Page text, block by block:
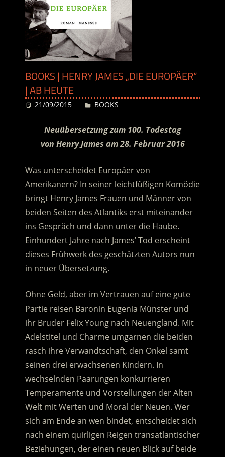
BOOKS | HENRY JAMES „DIE EUROPÄER“
| AB HEUTE
21/09/2015 Desiree
BOOKS
Neuübersetzung zum 100. Todestag
von Henry James am 28. Februar 2016
Was unterscheidet Europäer von
Amerikanern? In seiner leichtfüßigen Komödie
bringt Henry James Frauen und Männer von
beiden Seiten des Atlantiks erst miteinander
ins Gespräch und dann unter die Haube.
Einhundert Jahre nach James’ Tod erscheint
dieses Frühwerk des geschätzten Autors nun
in neuer Übersetzung.
Ohne Geld, aber im Vertrauen auf eine gute
Partie reisen Baronin Eugenia Münster und
ihr Bruder Felix Young nach Neuengland. Mit
Adelstitel und Charme umgarnen die beiden
rasch ihre Verwandtschaft, den Onkel samt
seinen drei erwachsenen Kindern. In
wechselnden Paarungen konkurrieren
Temperamente und Vorstellungen der Alten
Welt mit Werten und Moral der Neuen. Wer
sich am Ende an wen bindet, entscheidet sich
nach einem quirligen Reigen transatlantischer
Beziehungen, der einen neuen Blick auf beide